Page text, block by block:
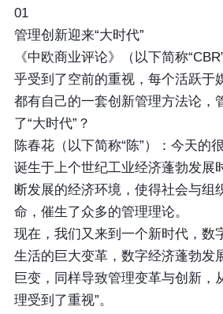
01
管理创新迎来“大时代”
《中欧商业评论》（以下简称
乎受到了空前的重视，每个活跃于
都有自己的一套创新管理方法论，
了“大时代”？
陈春花（以下简称“陈”）：今天的
诞生于上个世纪工业经济蓬勃发展
断发展的经济环境，使得社会与组
命，催生了众多的管理理论。
现在，我们又来到一个新时代，数
生活的巨大变革，数字经济蓬勃发
巨变，同样导致管理变革与创新，
理受到了重视”。